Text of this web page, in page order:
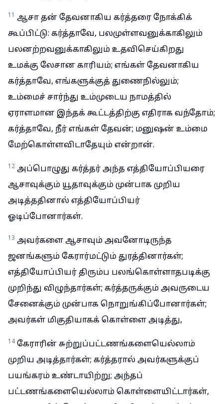
11 ஆசா தன் தேவனாகிய கர்த்தரை நோக்கிக்
கூப்பிட்டு: கர்த்தாவே, பலமுள்ளவனுக்காகிலும்
பலனற்றவனுக்காகிலும் உதவிசெய்கிறது
உமக்கு லேசான காரியம்; எங்கள் தேவனாகிய
கர்த்தாவே, எங்களுக்குத் துணைநில்லும்;
உம்மைச் சார்ந்து உம்முடைய நாமத்தில்
ஏராளமான இந்தக் கூட்டத்திற்கு எதிராக வந்தோம்;
கர்த்தாவே, நீர் எங்கள் தேவன்; மனுஷன் உம்மை
மேற்கொள்ளவிடாதேயும் என்றான்.
12 அப்பொழுது கர்த்தர் அந்த எத்தியோப்பியரை
ஆசாவுக்கும் யூதாவுக்கும் முன்பாக முறிய
அடித்ததினால் எத்தியோப்பியர்
ஓடிப்போனார்கள்.
13 அவர்களை ஆசாவும் அவனோடிருந்த
ஜனங்களும் கேரார்மட்டும் துரத்தினார்கள்;
எத்தியோப்பியர் திரும்ப பலங்கொள்ளாதபடிக்கு
முறிந்து விழுந்தார்கள்; கர்த்தருக்கும் அவருடைய
சேனைக்கும் முன்பாக நொறுங்கிப்போனார்கள்;
அவர்கள் மிகுதியாகக் கொள்ளை அடித்து,
14 கேராரின் சுற்றுப்பட்டணங்களையெல்லாம்
முறிய அடித்தார்கள்; கர்த்தரால் அவர்களுக்குப்
பயங்கரம் உண்டாயிற்று; அந்தப்
பட்டணங்களையெல்லாம் கொள்ளையிட்டார்கள்,